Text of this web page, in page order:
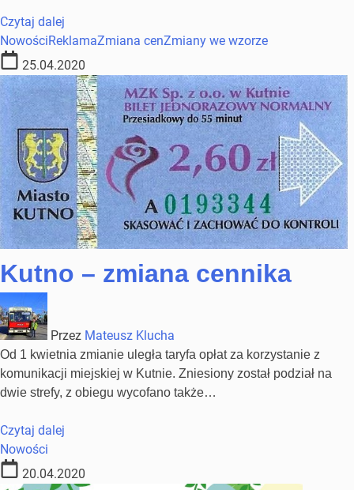
Czytaj dalej
NowościReklamaZmiana cenZmiany we wzorze
25.04.2020
Kutno – zmiana cennika
Przez Mateusz Klucha
Od 1 kwietnia zmianie uległa taryfa opłat za korzystanie z
komunikacji miejskiej w Kutnie. Zniesiony został podział na
dwie strefy, z obiegu wycofano także…
Czytaj dalej
Nowości
20.04.2020